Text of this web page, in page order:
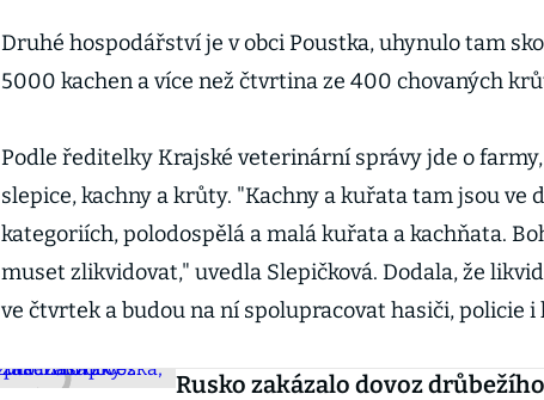
Druhé hospodářství je v obci Poustka, uhynulo tam
5000 kachen a více než čtvrtina ze 400 chovaných
Podle ředitelky Krajské veterinární správy jde o
slepice, kachny a krůty. "Kachny a kuřata tam jsou ve
kategoriích, polodospělá a malá kuřata a kachňata.
muset zlikvidovat," uvedla Slepičková. Dodala, že
ve čtvrtek a budou na ní spolupracovat hasiči, policie
Rusko zakázalo dovoz